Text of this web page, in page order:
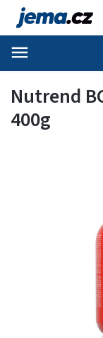
Nutrend
400g